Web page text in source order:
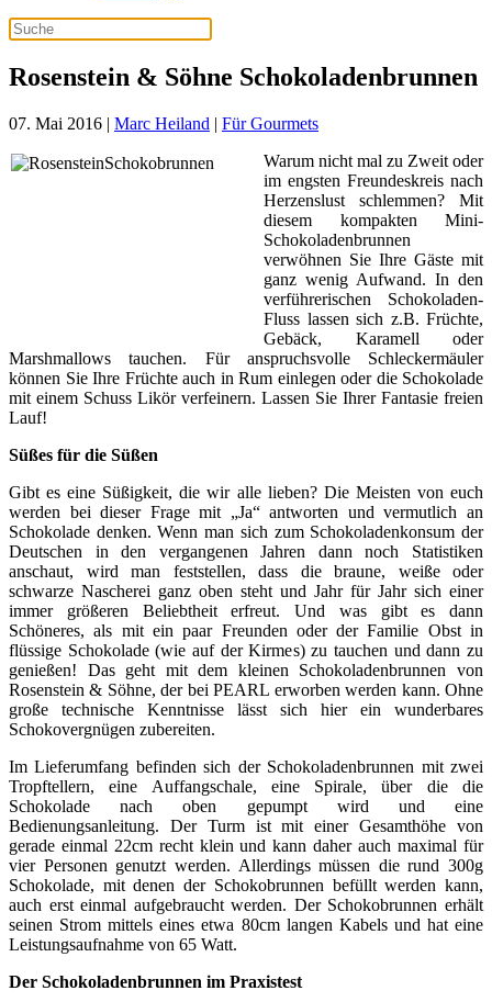
Rosenstein & Söhne Schokoladenbrunnen
07. Mai 2016 | Marc Heiland | Für Gourmets
Warum nicht mal zu Zweit oder
im engsten Freundeskreis nach
Herzenslust schlemmen? Mit
diesem kompakten Mini-
Schokoladenbrunnen
verwöhnen Sie Ihre Gäste mit
ganz wenig Aufwand. In den
verführerischen Schokoladen-
Fluss lassen sich z.B. Früchte,
Gebäck, Karamell oder
Marshmallows tauchen. Für anspruchsvolle Schleckermäuler
können Sie Ihre Früchte auch in Rum einlegen oder die Schokolade
mit einem Schuss Likör verfeinern. Lassen Sie Ihrer Fantasie freien
Lauf!
Süßes für die Süßen
Gibt es eine Süßigkeit, die wir alle lieben? Die Meisten von euch
werden bei dieser Frage mit „Ja“ antworten und vermutlich an
Schokolade denken. Wenn man sich zum Schokoladenkonsum der
Deutschen in den vergangenen Jahren dann noch Statistiken
anschaut, wird man feststellen, dass die braune, weiße oder
schwarze Nascherei ganz oben steht und Jahr für Jahr sich einer
immer größeren Beliebtheit erfreut. Und was gibt es dann
Schöneres, als mit ein paar Freunden oder der Familie Obst in
flüssige Schokolade (wie auf der Kirmes) zu tauchen und dann zu
genießen! Das geht mit dem kleinen Schokoladenbrunnen von
Rosenstein & Söhne, der bei PEARL erworben werden kann. Ohne
große technische Kenntnisse lässt sich hier ein wunderbares
Schokovergnügen zubereiten.
Im Lieferumfang befinden sich der Schokoladenbrunnen mit zwei
Tropftellern, eine Auffangschale, eine Spirale, über die die
Schokolade nach oben gepumpt wird und eine
Bedienungsanleitung. Der Turm ist mit einer Gesamthöhe von
gerade einmal 22cm recht klein und kann daher auch maximal für
vier Personen genutzt werden. Allerdings müssen die rund 300g
Schokolade, mit denen der Schokobrunnen befüllt werden kann,
auch erst einmal aufgebraucht werden. Der Schokobrunnen erhält
seinen Strom mittels eines etwa 80cm langen Kabels und hat eine
Leistungsaufnahme von 65 Watt.
Der Schokoladenbrunnen im Praxistest